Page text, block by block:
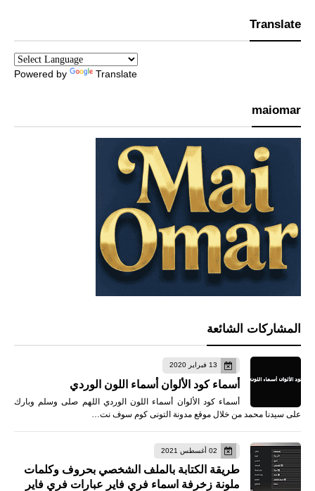
Translate
Powered by Translate
maiomar
المشاركات الشائعة
13 فبراير 2020
أسماء كود الألوان أسماء اللون الوردي
أسماء كود الألوان أسماء اللون الوردي اللهم صلى وسلم وبارك
على سيدنا محمد من خلال موقع مدونة التونى كوم سوف نت…
02 أغسطس 2021
طريقة الكتابة بالملف الشخصي بحروف وكلمات
ملونة زخرفة اسماء فري فاير عبارات فري فاير